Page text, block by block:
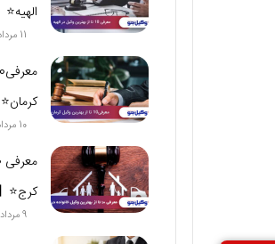
الهیه⭐
11 مرداد, 1405
کرمان⭐【
10 مرداد, 1405
کرج⭐【
9 مرداد, 1405